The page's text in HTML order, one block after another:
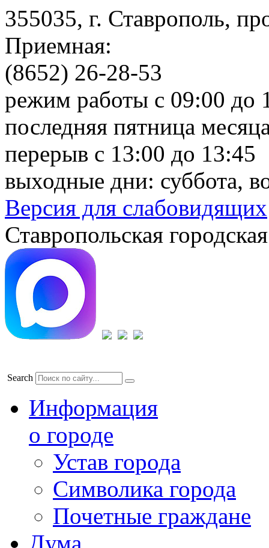
355035, г. Ставрополь,
Приемная:
(8652) 26-28-53
режим работы с 09:00 до
последняя пятница
перерыв с 13:00 до 13:45
выходные дни: суббота,
Версия для слабовидящих
Ставропольская
Search
Информация
о городе
Устав города
Символика города
Почетные граждане